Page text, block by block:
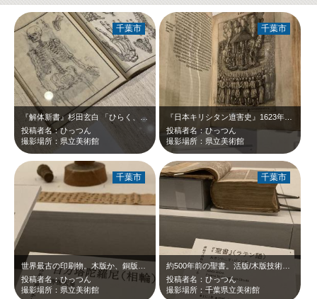
『解体新書』杉田玄白 「ひらく、めくる、めぐる 印刷博物館の美しい印刷」in…
投稿者名：ひっつん
撮影場所：県立美術館
千葉市
『日本キリシタン迫害史』1623年 「ひらく、めくる、めぐる 印刷博物館の美…
投稿者名：ひっつん
撮影場所：県立美術館
千葉市
投稿者名：ひっつん
撮影場所：県立美術館
千葉市
約500年前の聖書。活版/木版技術はもちろん、表紙裏表紙の留金、製本技術などな…
投稿者名：ひっつん
撮影場所：千葉県立美術館
千葉市